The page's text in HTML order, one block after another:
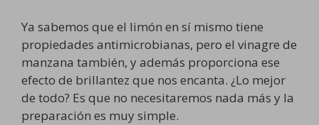
Ya sabemos que el limón en sí mismo tiene
propiedades antimicrobianas, pero el vinagre de
manzana también, y además proporciona ese
efecto de brillantez que nos encanta. ¿Lo mejor
de todo? Es que no necesitaremos nada más y la
preparación es muy simple.